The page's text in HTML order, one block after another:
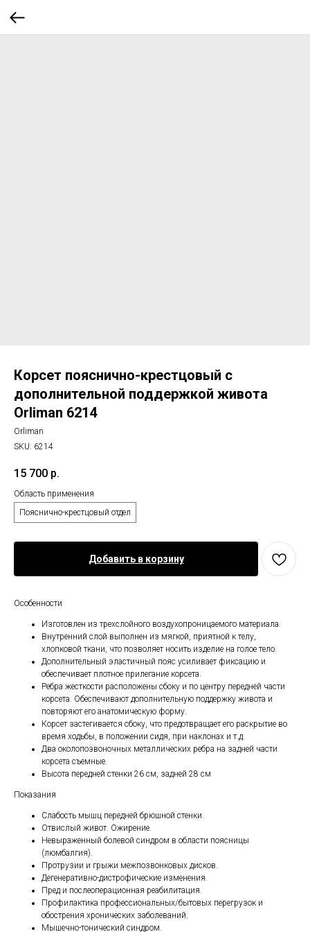
Корсет пояснично-крестцовый с
дополнительной поддержкой живота
Orliman 6214
Orliman
SKU: 6214
15 700 р.
Область применения
Пояснично-крестцовый отдел
Добавить в корзину
Особенности
Изготовлен из трехслойного воздухопроницаемого материала.
Внутренний слой выполнен из мягкой, приятной к телу,
хлопковой ткани, что позволяет носить изделие на голое тело.
Дополнительный эластичный пояс усиливает фиксацию и
обеспечивает плотное прилегание корсета.
Ребра жесткости расположены сбоку и по центру передней части
корсета. Обеспечивают дополнительную поддержку живота и
повторяют его анатомическую форму.
Корсет застегивается сбоку, что предотвращает его раскрытие во
время ходьбы, в положении сидя, при наклонах и т.д.
Два околопозвоночных металлических ребра на задней части
корсета съемные.
Высота передней стенки 26 см, задней 28 см
Показания
Слабость мышц передней брюшной стенки.
Отвислый живот. Ожирение.
Невыраженный болевой синдром в области поясницы
(люмбалгия).
Протрузии и грыжи межпозвонковых дисков.
Дегенеративно-дистрофические изменения.
Пред и послеоперационная реабилитация.
Профилактика профессиональных/бытовых перегрузок и
обострения хронических заболеваний.
Мышечно-тонический синдром.